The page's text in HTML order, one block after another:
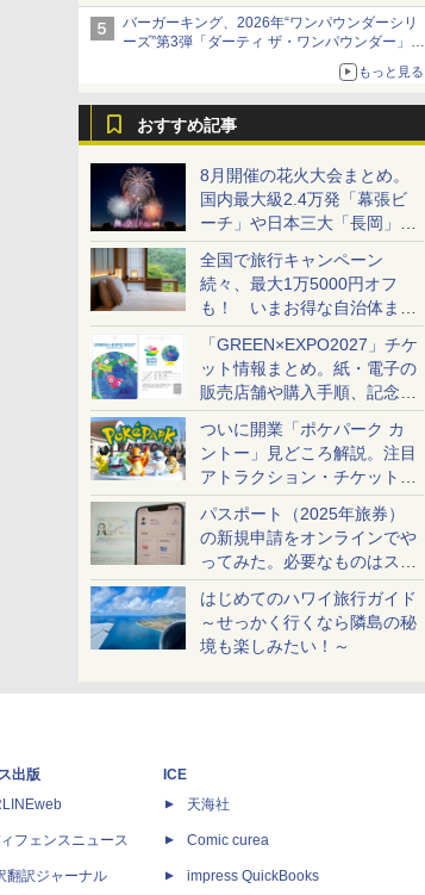
発売から2週間は20%オフになるセールが実施
バーガーキング、2026年“ワンパウンダーシリ
ーズ”第3弾「ダーティ ザ・ワンパウンダー」を
「特製ガーリックマヨソース」を使用した超大
もっと見る
おすすめ記事
8月開催の花火大会まとめ。
国内最大級2.4万発「幕張ビ
ーチ」や日本三大「長岡」な
ど大型イベント目白押し！
全国で旅行キャンペーン
続々、最大1万5000円オフ
も！ いまお得な自治体まと
め
「GREEN×EXPO2027」チケ
ット情報まとめ。紙・電子の
販売店舗や購入手順、記念チ
ケットも解説
ついに開業「ポケパーク カ
ントー」見どころ解説。注目
アトラクション・チケット手
配・来場前に必要な準備は？
パスポート（2025年旅券）
の新規申請をオンラインでや
ってみた。必要なものはスマ
ホとマイナカードのみ
はじめてのハワイ旅行ガイド
～せっかく行くなら隣島の秘
境も楽しみたい！～
出版
フェンスニュース
翻訳ジャーナル
ICE
天海社
Comic curea
impress QuickBooks